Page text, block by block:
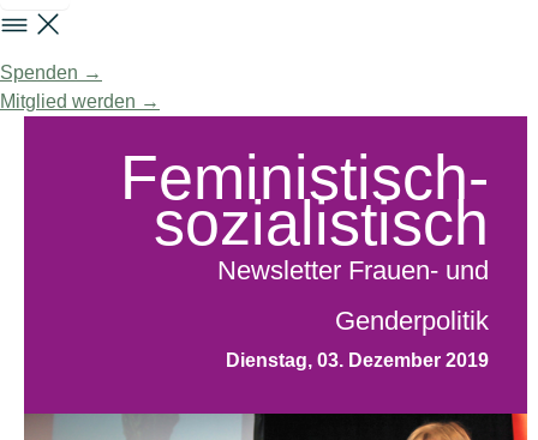
Spenden →
Mitglied werden →
Feministisch-
sozialistisch
Newsletter Frauen- und
Genderpolitik
Dienstag, 03. Dezember 2019